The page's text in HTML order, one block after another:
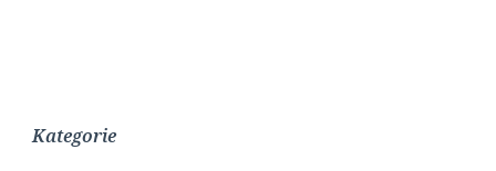
Kategorie